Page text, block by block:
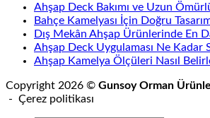
Ahşap Deck Bakımı ve Uzun
Bahçe Kamelyası İçin Doğru
Dış Mekân Ahşap Ürünlerinde En
Ahşap Deck Uygulaması Ne Kadar
Ahşap Kamelya Ölçüleri Nasıl
Copyright 2026 © Gunsoy Orman
- Çerez politikası